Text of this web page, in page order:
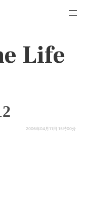
Life
2006年04月11日 15時00分